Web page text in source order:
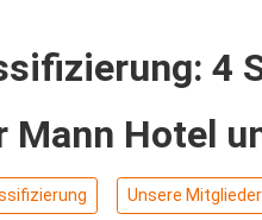
4
Hotel
Unsere Mitglieder